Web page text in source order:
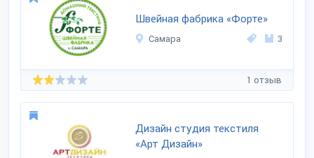
Швейная фабрика «Форте»
Самара 3
1 отзыв
Дизайн студия текстиля
«Арт Дизайн»